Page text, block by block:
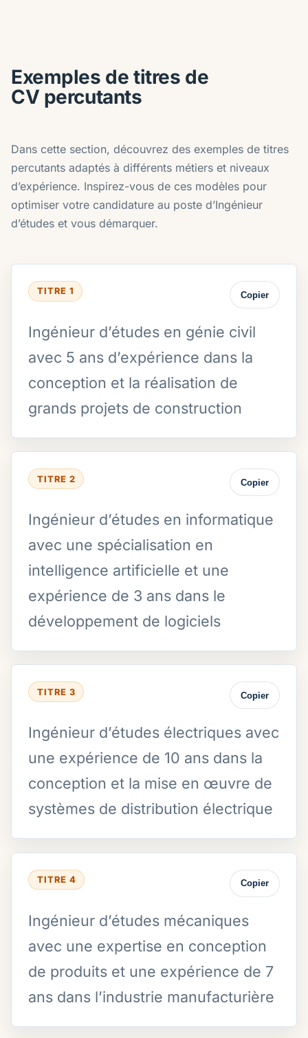
Exemples de titres de
CV percutants
Dans cette section, découvrez des exemples de titres
percutants adaptés à différents métiers et niveaux
d’expérience. Inspirez-vous de ces modèles pour
optimiser votre candidature au poste d’Ingénieur
d’études et vous démarquer.
TITRE 1 Copier
Ingénieur d’études en génie civil
avec 5 ans d’expérience dans la
conception et la réalisation de
grands projets de construction
TITRE 2 Copier
Ingénieur d’études en informatique
avec une spécialisation en
intelligence artificielle et une
expérience de 3 ans dans le
développement de logiciels
TITRE 3 Copier
Ingénieur d’études électriques avec
une expérience de 10 ans dans la
conception et la mise en œuvre de
systèmes de distribution électrique
TITRE 4 Copier
Ingénieur d’études mécaniques
avec une expertise en conception
de produits et une expérience de 7
ans dans l’industrie manufacturière